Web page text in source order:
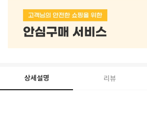
상세설명 리뷰